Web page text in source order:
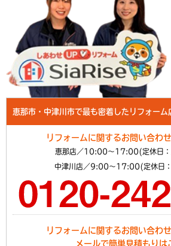
恵那市・中津川市で最も密着したリフォーム
リフォームに関するお問い合わ
恵那店／10:00～17:00(定休日：
中津川店／9:00～17:00(定休日
リフォームに関するお問い合わ
メールで簡単見積もりは